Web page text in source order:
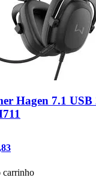
Hagen 7.1 USB
carrinho